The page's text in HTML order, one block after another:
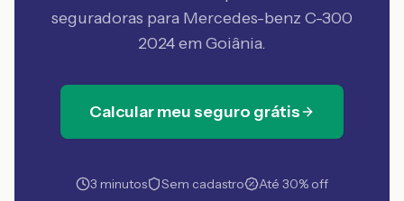
seguradoras para Mercedes-benz C-300
2024 em Goiânia.
Calcular meu seguro grátis
3 minutos Sem cadastro Até 30% off